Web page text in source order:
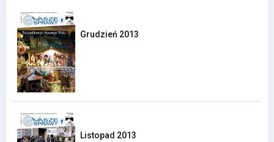
Grudzień 2013
Listopad 2013